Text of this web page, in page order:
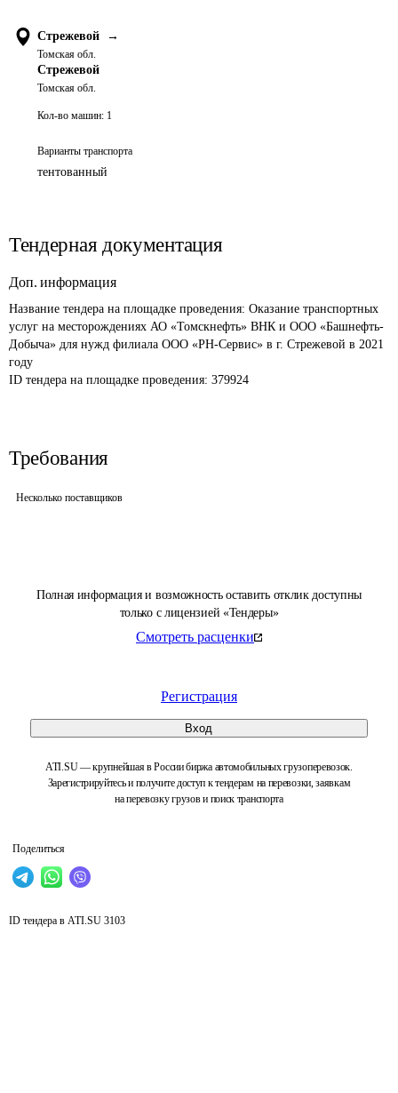
Полная информация и возможность оставить отклик доступны
только с лицензией «Тендеры»
Смотреть расценки
Регистрация
Вход
ATI.SU — крупнейшая в России биржа автомобильных грузоперевозок.
Зарегистрируйтесь и получите доступ к тендерам на перевозки, заявкам
на перевозку грузов и поиск транспорта
Поделиться
Стрежевой →
Томская обл.
Стрежевой
Томская обл.
Кол-во машин: 1
Варианты транспорта
тентованный
Тендерная документация
Доп. информация
Название тендера на площадке проведения: Оказание транспортных
услуг на месторождениях АО «Томскнефть» ВНК и ООО «Башнефть-
Добыча» для нужд филиала ООО «РН-Сервис» в г. Стрежевой в 2021
году
ID тендера на площадке проведения: 379924
Требования
Несколько поставщиков
ID тендера в ATI.SU 3103